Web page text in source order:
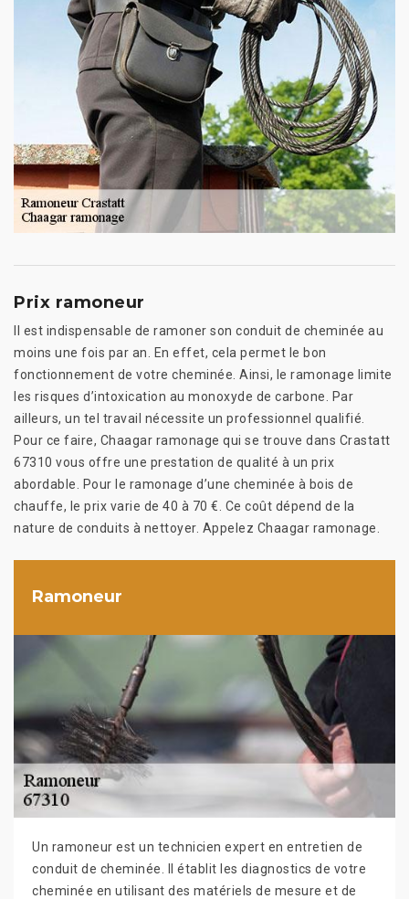
Prix ramoneur
Il est indispensable de ramoner son conduit de cheminée au
moins une fois par an. En effet, cela permet le bon
fonctionnement de votre cheminée. Ainsi, le ramonage limite
les risques d’intoxication au monoxyde de carbone. Par
ailleurs, un tel travail nécessite un professionnel qualifié.
Pour ce faire, Chaagar ramonage qui se trouve dans Crastatt
67310 vous offre une prestation de qualité à un prix
abordable. Pour le ramonage d’une cheminée à bois de
chauffe, le prix varie de 40 à 70 €. Ce coût dépend de la
nature de conduits à nettoyer. Appelez Chaagar ramonage.
Ramoneur
Un ramoneur est un technicien expert en entretien de
conduit de cheminée. Il établit les diagnostics de votre
cheminée en utilisant des matériels de mesure et de